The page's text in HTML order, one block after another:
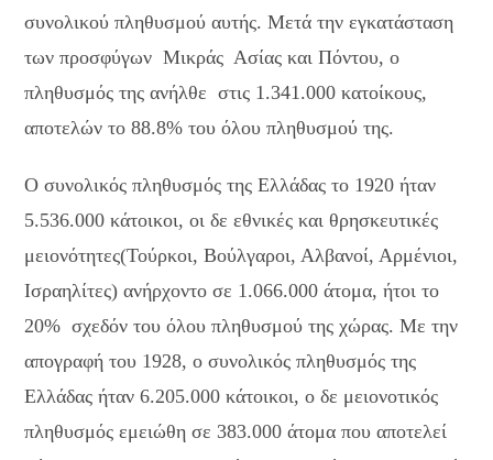
συνολικού πληθυσμού αυτής. Μετά την εγκατάσταση
των προσφύγων Μικράς Ασίας και Πόντου, ο
πληθυσμός της ανήλθε στις 1.341.000 κατοίκους,
αποτελών το 88.8% του όλου πληθυσμού της.
Ο συνολικός πληθυσμός της Ελλάδας το 1920 ήταν
5.536.000 κάτοικοι, οι δε εθνικές και θρησκευτικές
μειονότητες(Τούρκοι, Βούλγαροι, Αλβανοί, Αρμένιοι,
Ισραηλίτες) ανήρχοντο σε 1.066.000 άτομα, ήτοι το
20% σχεδόν του όλου πληθυσμού της χώρας. Με την
απογραφή του 1928, ο συνολικός πληθυσμός της
Ελλάδας ήταν 6.205.000 κάτοικοι, ο δε μειονοτικός
πληθυσμός εμειώθη σε 383.000 άτομα που αποτελεί